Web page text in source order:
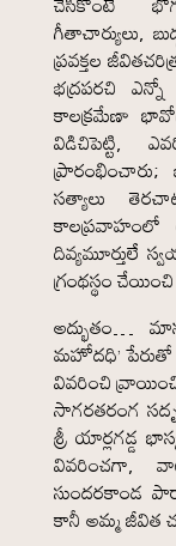
గీతాచార్యులు,
ప్రవక్తల
భద్రపరచి ఎన్నో
కాలక్రమేణా
విడిచిపెట్టి,
సత్యాలు
కాలప్రవాహంలో
దివ్యమూర్తులే
గ్రంథస్థం
అద్భుతం…
మహోదధి’ పేరుతో
వివరించి
సాగరతరంగ
శ్రీ యార్లగడ్డ
వివరించగా,
సుందరకాండ
కానీ అమ్మ జీవిత